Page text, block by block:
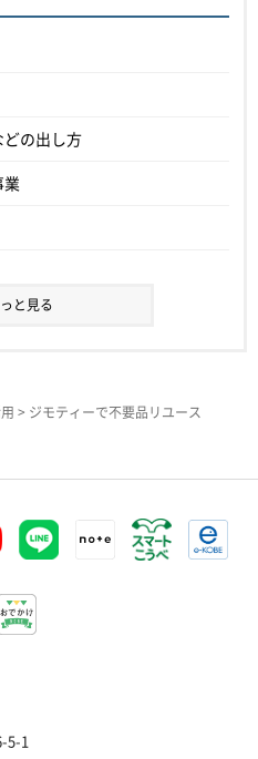
の出し方
と見る
> ジモティーで不要品リユース
5-1